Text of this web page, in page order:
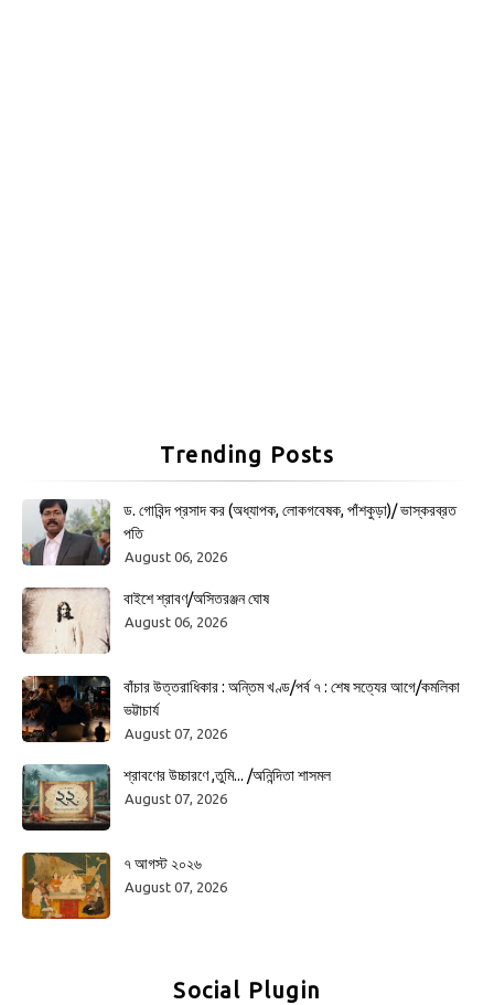
Trending Posts
ড. গোবিন্দ প্রসাদ কর (অধ্যাপক, লোকগবেষক, পাঁশকুড়া)/ ভাস্করব্রত
পতি
August 06, 2026
বাইশে শ্রাবণ/অসিতরঞ্জন ঘোষ
August 06, 2026
বাঁচার উত্তরাধিকার : অন্তিম খণ্ড/পর্ব ৭ : শেষ সত্যের আগে/কমলিকা
ভট্টাচার্য
August 07, 2026
শ্রাবণের উচ্চারণে ,তুমি... /অনিন্দিতা শাসমল
August 07, 2026
৭ আগস্ট ২০২৬
August 07, 2026
Social Plugin